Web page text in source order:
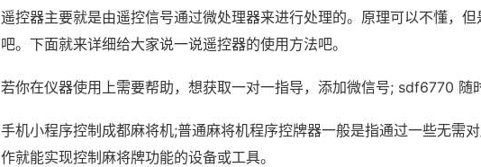
遥控器主要就是由遥控信号通过微处理器来进行处理的。原理可以不懂，但
吧。下面就来详细给大家说一说遥控器的使用方法吧。
若你在仪器使用上需要帮助，想获取一对一指导，添加微信号; sdf6770 随
手机小程序控制成都麻将机;普通麻将机程序控牌器一般是指通过一些无需
作就能实现控制麻将牌功能的设备或工具。